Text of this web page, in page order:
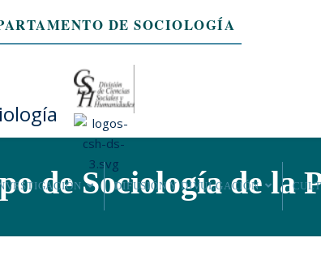
DE SOCIOLOGÍA
DIFUSIÓN Y DIVULGACIÓN
de Sociología de la